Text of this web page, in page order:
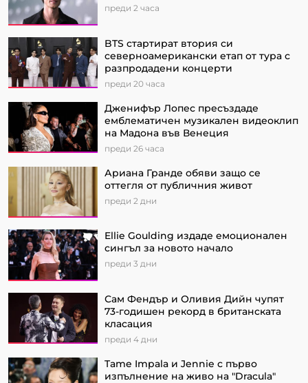
преди 2 часа
BTS стартират втория си
северноамерикански етап от турa с
разпродадени концерти
преди 20 часа
Дженифър Лопес пресъздаде
емблематичен музикален видеоклип
на Мадона във Венеция
преди 26 часа
Ариана Гранде обяви защо се
оттегля от публичния живот
преди 2 дни
Ellie Goulding издаде емоционален
сингъл за новото начало
преди 3 дни
Сам Фендър и Оливия Дийн чупят
73-годишен рекорд в британската
класация
преди 4 дни
Tame Impala и Jennie с първо
изпълнение на живо на "Dracula"